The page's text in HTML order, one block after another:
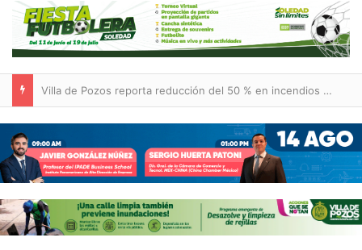
Villa de Pozos reporta reducción del 50 % en incendios forestales y de pastizales